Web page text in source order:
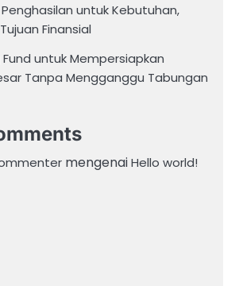
untuk Kebutuhan,
Finansial
untuk Mempersiapkan
Tanpa Mengganggu Tabungan
mengenaiHello world!